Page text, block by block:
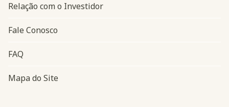
Relação com o Investidor
Fale Conosco
FAQ
Mapa do Site